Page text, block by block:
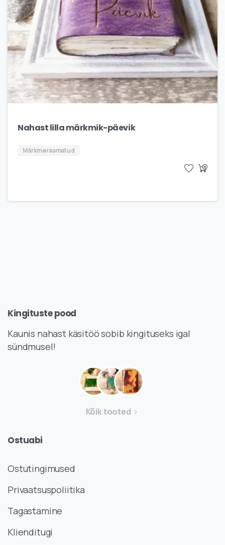
Nahast lilla märkmik-päevik
Märkmeraamatud
Kingitustepood
Kaunis nahast käsitöö sobib kingituseks igal
sündmusel!
Kõik tooted
Ostuabi
Ostutingimused
Privaatsuspoliitika
Tagastamine
Klienditugi